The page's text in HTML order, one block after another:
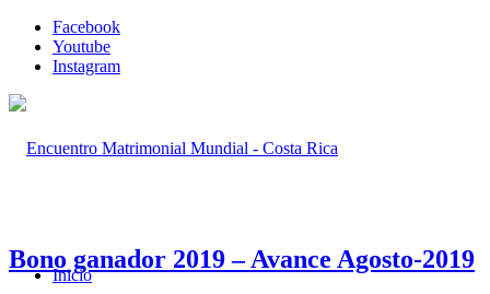
Facebook
Youtube
Instagram
Inicio
Bono ganador 2019 – Avance Agosto-2019